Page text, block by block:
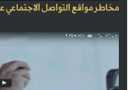
مخاطر مواقع التواصل الاجتماعي